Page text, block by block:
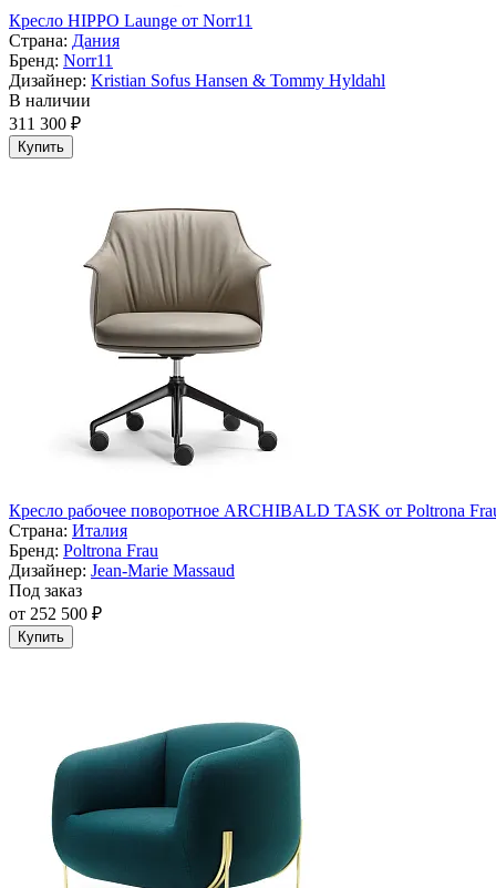
Кресло HIPPO Launge от Norr11
Страна: Дания
Бренд: Norr11
Дизайнер: Kristian Sofus Hansen & Tommy Hyldahl
В наличии
311 300 ₽
Купить
Кресло рабочее поворотное ARCHIBALD TASK от Poltrona
Страна: Италия
Бренд: Poltrona Frau
Дизайнер: Jean-Marie Massaud
Под заказ
от 252 500 ₽
Купить